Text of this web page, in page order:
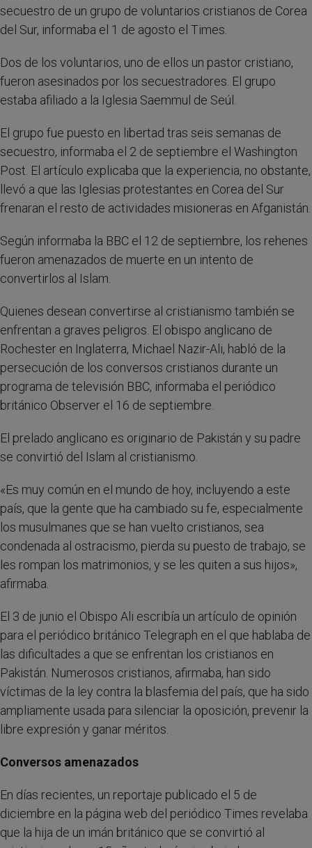
secuestro de un grupo de voluntarios cristianos de Corea
del Sur, informaba el 1 de agosto el Times.
Dos de los voluntarios, uno de ellos un pastor cristiano,
fueron asesinados por los secuestradores. El grupo
estaba afiliado a la Iglesia Saemmul de Seúl.
El grupo fue puesto en libertad tras seis semanas de
secuestro, informaba el 2 de septiembre el Washington
Post. El artículo explicaba que la experiencia, no obstante,
llevó a que las Iglesias protestantes en Corea del Sur
frenaran el resto de actividades misioneras en Afganistán.
Según informaba la BBC el 12 de septiembre, los rehenes
fueron amenazados de muerte en un intento de
convertirlos al Islam.
Quienes desean convertirse al cristianismo también se
enfrentan a graves peligros. El obispo anglicano de
Rochester en Inglaterra, Michael Nazir-Ali, habló de la
persecución de los conversos cristianos durante un
programa de televisión BBC, informaba el periódico
británico Observer el 16 de septiembre.
El prelado anglicano es originario de Pakistán y su padre
se convirtió del Islam al cristianismo.
«Es muy común en el mundo de hoy, incluyendo a este
país, que la gente que ha cambiado su fe, especialmente
los musulmanes que se han vuelto cristianos, sea
condenada al ostracismo, pierda su puesto de trabajo, se
les rompan los matrimonios, y se les quiten a sus hijos»,
afirmaba.
El 3 de junio el Obispo Ali escribía un artículo de opinión
para el periódico británico Telegraph en el que hablaba de
las dificultades a que se enfrentan los cristianos en
Pakistán. Numerosos cristianos, afirmaba, han sido
víctimas de la ley contra la blasfemia del país, que ha sido
ampliamente usada para silenciar la oposición, prevenir la
libre expresión y ganar méritos.
Conversos amenazados
En días recientes, un reportaje publicado el 5 de
diciembre en la página web del periódico Times revelaba
que la hija de un imán británico que se convirtió al